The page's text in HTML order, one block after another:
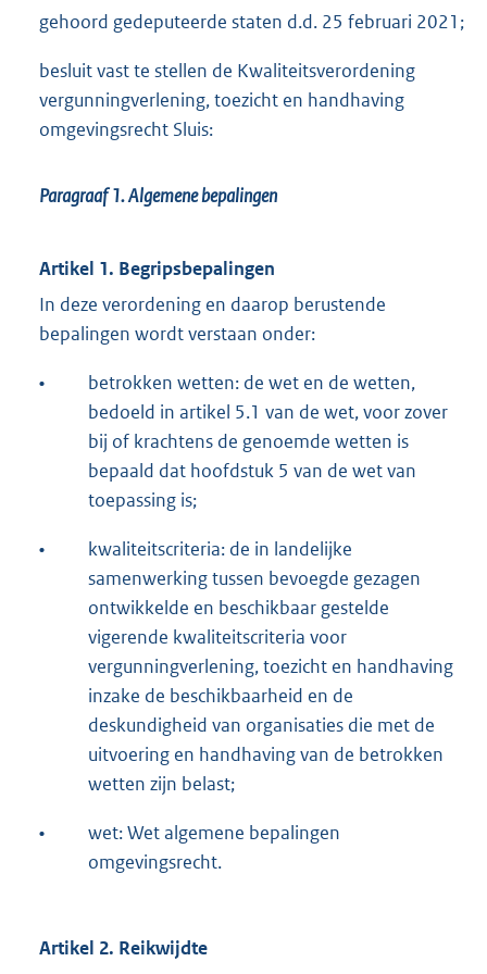
gehoord gedeputeerde staten d.d. 25 februari 2021;
besluit vast te stellen de Kwaliteitsverordening
vergunningverlening, toezicht en handhaving
omgevingsrecht Sluis:
Paragraaf 1.Algemene bepalingen
Artikel 1. Begripsbepalingen
In deze verordening en daarop berustende
bepalingen wordt verstaan onder:
•
betrokken wetten: de wet en de wetten,
bedoeld in artikel 5.1 van de wet, voor zover
bij of krachtens de genoemde wetten is
bepaald dat hoofdstuk 5 van de wet van
toepassing is;
•
kwaliteitscriteria: de in landelijke
samenwerking tussen bevoegde gezagen
ontwikkelde en beschikbaar gestelde
vigerende kwaliteitscriteria voor
vergunningverlening, toezicht en handhaving
inzake de beschikbaarheid en de
deskundigheid van organisaties die met de
uitvoering en handhaving van de betrokken
wetten zijn belast;
•
wet: Wet algemene bepalingen
omgevingsrecht.
Artikel 2. Reikwijdte